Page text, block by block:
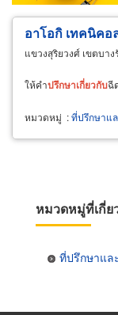
อาโอกิ เทคนิคอ
แขวงสุริยวงศ์ เขตบา
ให้คำปรึกษาเกี่ยวกับฉี
หมวดหมู่ :ที่ปรึกษาแ
หมวดหมู่ที่เกี่ย
ที่ปรึกษาแล